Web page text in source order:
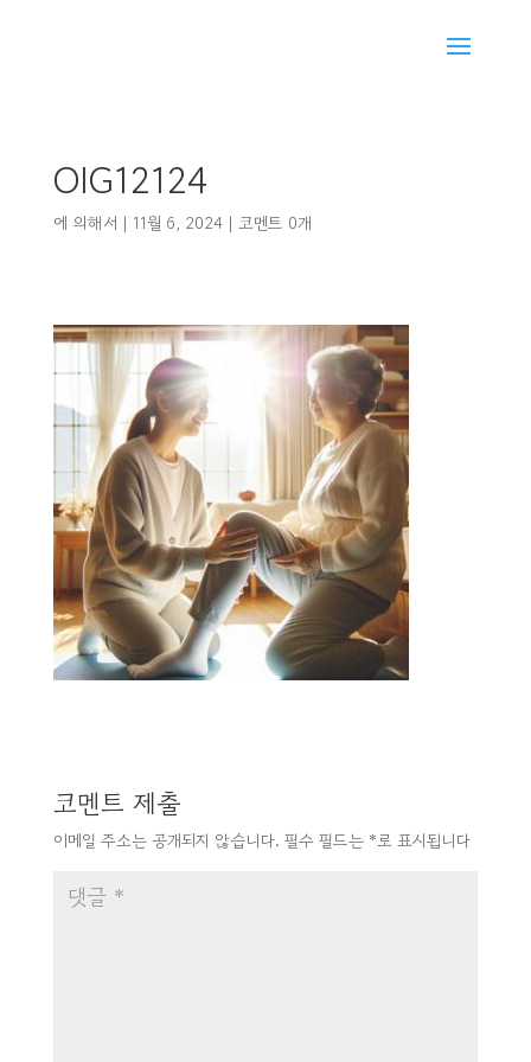
OIG12124
에 의해서 | 11월 6, 2024| 코멘트 0개
코멘트 제출
이메일 주소는 공개되지 않습니다. 필수 필드는 *로 표시됩니다